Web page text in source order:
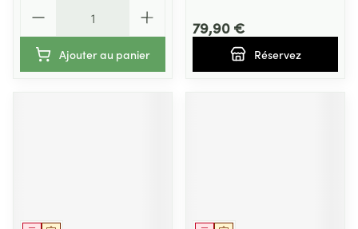
Ajouter au panier
79,90 €
Réservez